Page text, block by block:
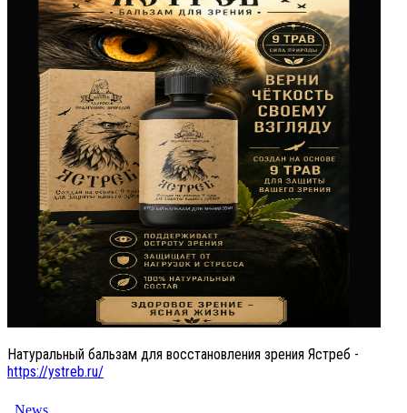
Натуральный бальзам для восстановления зрения Ястреб -
https://ystreb.ru/